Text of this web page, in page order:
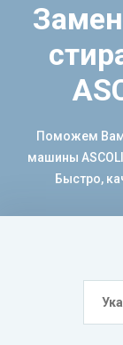
Поможем Вам
машины
Быстро,